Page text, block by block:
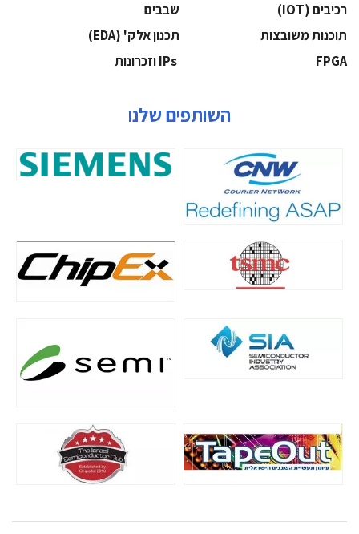
‫רכיבים‬ (IOT)
‫שבבים‬
‫תוכנות משובצות‬
‫תכנון אלק' (‪(EDA‬‬
‫‪FPGA‬‬
השותפים שלנו